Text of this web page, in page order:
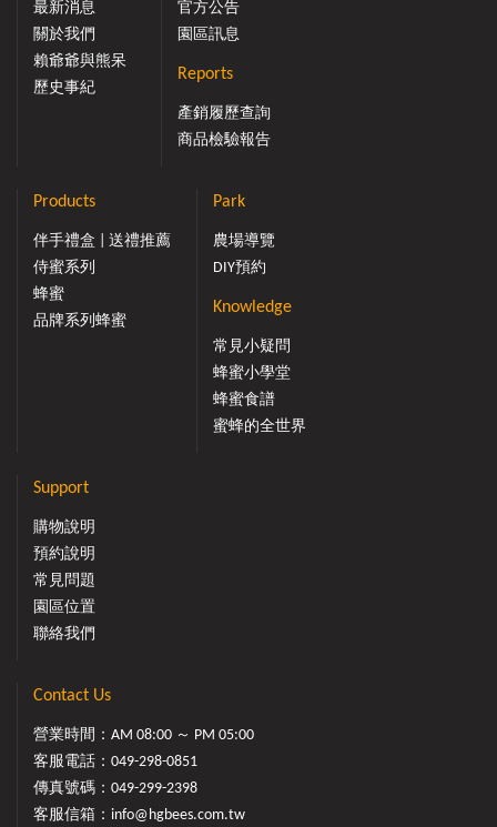
最新消息
關於我們
賴爺爺與熊呆
歷史事紀
官方公告
園區訊息
Reports
產銷履歷查詢
商品檢驗報告
Products
伴手禮盒 | 送禮推薦
侍蜜系列
蜂蜜
品牌系列蜂蜜
Park
農場導覽
DIY預約
Knowledge
常見小疑問
蜂蜜小學堂
蜂蜜食譜
蜜蜂的全世界
Support
購物說明
預約說明
常見問題
園區位置
聯絡我們
Contact Us
營業時間：AM 08:00 ～ PM 05:00
客服電話： 049-298-0851
傳真號碼：049-299-2398
客服信箱： info@hgbees.com.tw